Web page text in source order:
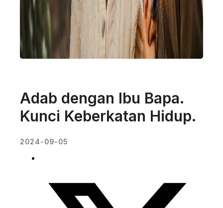
Adab dengan Ibu Bapa.
Kunci Keberkatan Hidup.
2024-09-05